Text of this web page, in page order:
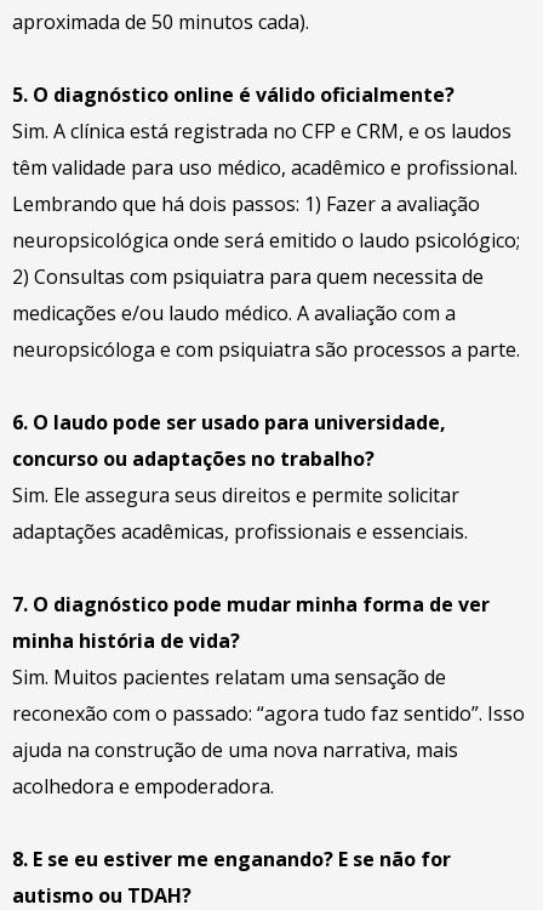
aproximada de 50 minutos cada).
5. O diagnóstico online é válido oficialmente?
Sim. A clínica está registrada no CFP e CRM, e os laudos
têm validade para uso médico, acadêmico e profissional.
Lembrando que há dois passos: 1) Fazer a avaliação
neuropsicológica onde será emitido o laudo psicológico;
2) Consultas com psiquiatra para quem necessita de
medicações e/ou laudo médico. A avaliação com a
neuropsicóloga e com psiquiatra são processos a parte.
6. O laudo pode ser usado para universidade,
concurso ou adaptações no trabalho?
Sim. Ele assegura seus direitos e permite solicitar
adaptações acadêmicas, profissionais e essenciais.
7. O diagnóstico pode mudar minha forma de ver
minha história de vida?
Sim. Muitos pacientes relatam uma sensação de
reconexão com o passado: “agora tudo faz sentido”. Isso
ajuda na construção de uma nova narrativa, mais
acolhedora e empoderadora.
8. E se eu estiver me enganando? E se não for
autismo ou TDAH?